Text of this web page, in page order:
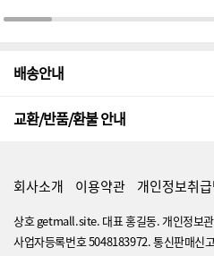
배송안내
교환/반품/환불 안내
회사소개 이용약관 개인정보취
상호 getmall.site. 대표 홍길동. 개인정보
사업자등록번호 5048183972. 통신판매신